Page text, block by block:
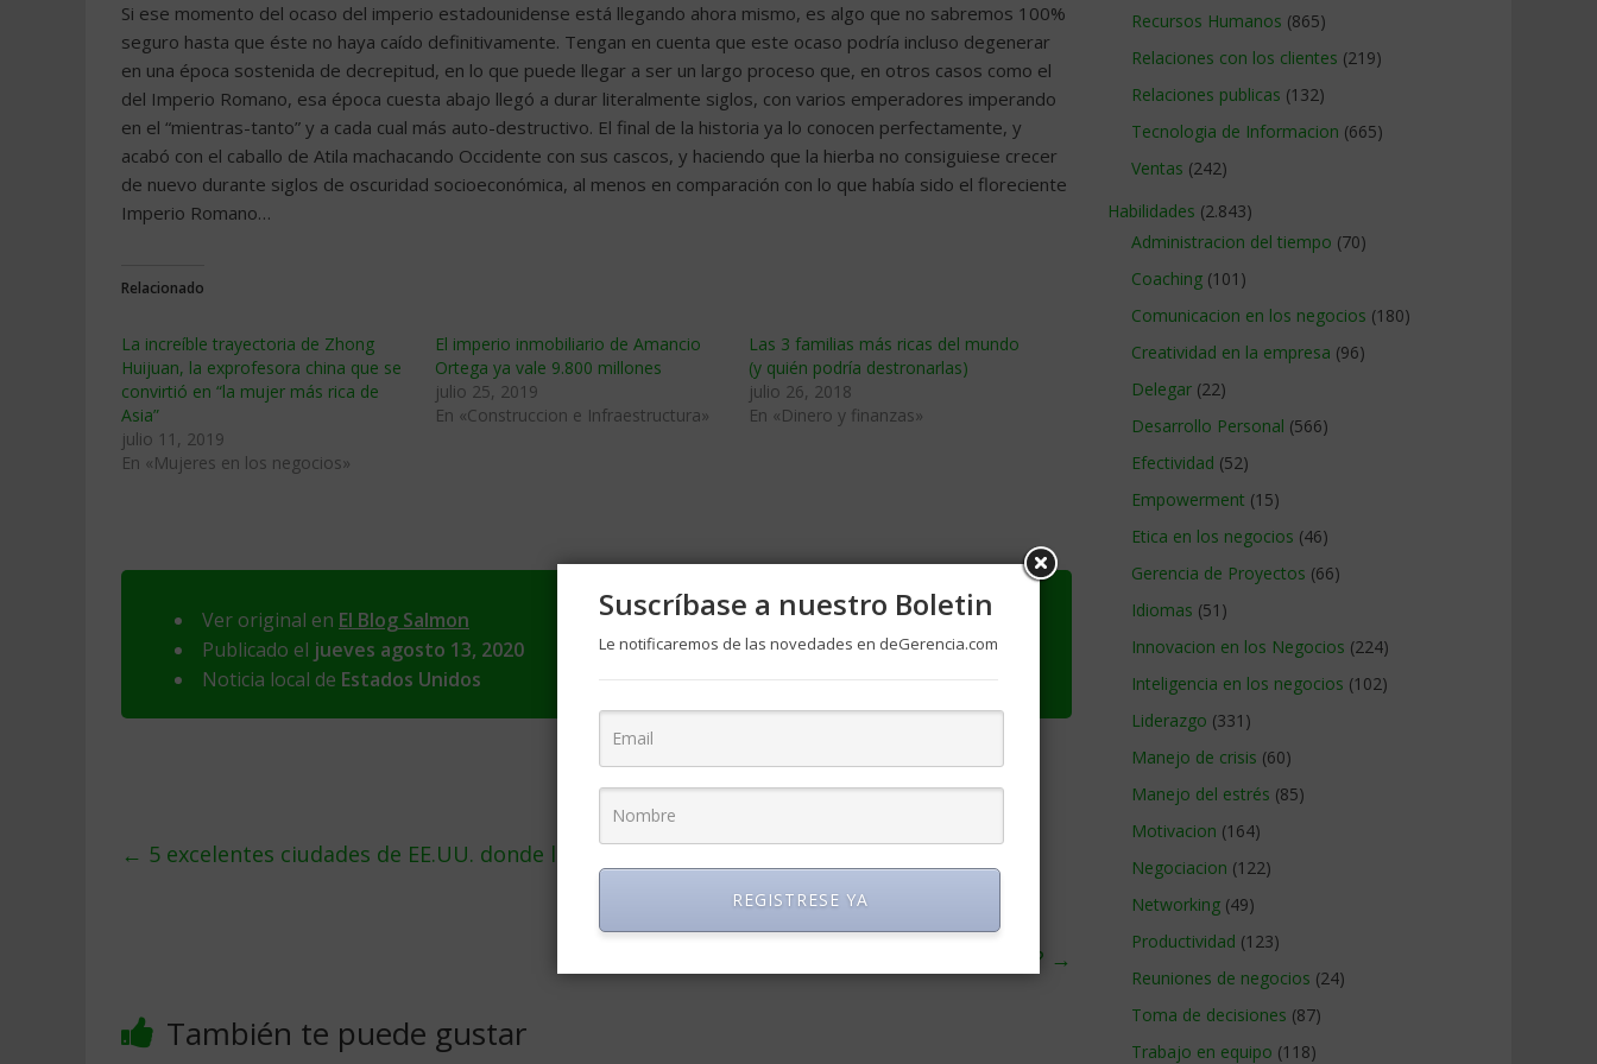
Si ese momento del ocaso del imperio estadounidense está llegando ahora mismo, es algo que no sabremos 100%
seguro hasta que éste no haya caído definitivamente. Tengan en cuenta que este ocaso podría incluso degenerar
en una época sostenida de decrepitud, en lo que puede llegar a ser un largo proceso que, en otros casos como el
del Imperio Romano, esa época cuesta abajo llegó a durar literalmente siglos, con varios emperadores imperando
en el “mientras-tanto” y a cada cual más auto-destructivo. El final de la historia ya lo conocen perfectamente, y
acabó con el caballo de Atila machacando Occidente con sus cascos, y haciendo que la hierba no consiguiese crecer
de nuevo durante siglos de oscuridad socioeconómica, al menos en comparación con lo que había sido el floreciente
Imperio Romano…
Relacionado
La increíble trayectoria de Zhong
Huijuan, la exprofesora china que se
convirtió en “la mujer más rica de
Asia”
julio 11, 2019
En «Mujeres en los negocios»
El imperio inmobiliario de Amancio
Ortega ya vale 9.800 millones
julio 25, 2019
En «Construccion e Infraestructura»
Las 3 familias más ricas del mundo
(y quién podría destronarlas)
julio 26, 2018
En «Dinero y finanzas»
Ver original en El Blog Salmon
Publicado el jueves agosto 13, 2020
Noticia local de Estados Unidos
← 5 excelentes ciudades de EE.UU. donde las rentas son menores a $500 al mes
¿Cómo saber si te conviene tomar un crédito? →
También te puede gustar
Recursos Humanos (865)
Relaciones con los clientes (219)
Relaciones publicas (132)
Tecnologia de Informacion (665)
Ventas (242)
Habilidades (2.843)
Administracion del tiempo (70)
Coaching (101)
Comunicacion en los negocios (180)
Creatividad en la empresa (96)
Delegar (22)
Desarrollo Personal (566)
Efectividad (52)
Empowerment (15)
Etica en los negocios (46)
Gerencia de Proyectos (66)
Idiomas (51)
Innovacion en los Negocios (224)
Inteligencia en los negocios (102)
Liderazgo (331)
Manejo de crisis (60)
Manejo del estrés (85)
Motivacion (164)
Negociacion (122)
Networking (49)
Productividad (123)
Reuniones de negocios (24)
Toma de decisiones (87)
Trabajo en equipo (118)
Suscríbase a nuestro Boletin
Le notificaremos de las novedades en deGerencia.com
REGISTRESE YA